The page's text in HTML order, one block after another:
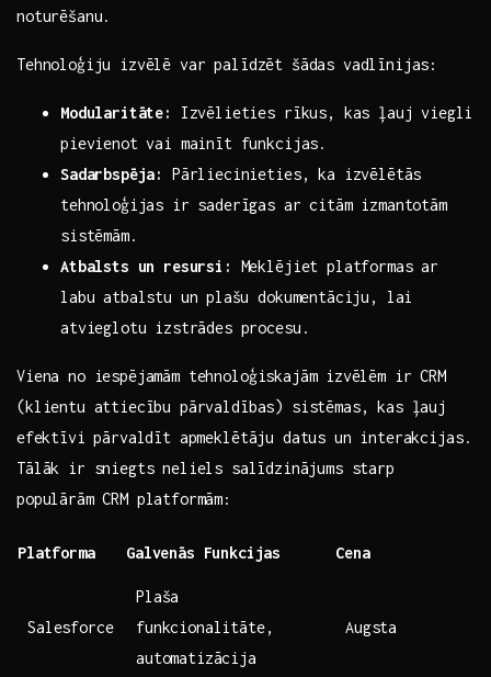
noturēšanu.
Tehnoloģiju izvēlē var palīdzēt šādas ​vadlīnijas:⁢
Modularitāte:
Izvēlieties rīkus,‌ kas ļauj viegli
pievienot vai mainīt funkcijas.
Sadarbspēja:
Pārliecinieties, ka izvēlētās
tehnoloģijas ir saderīgas ar ‍citām izmantotām
sistēmām.
Atbalsts un resursi:
Meklējiet platformas ar
labu atbalstu un⁤ plašu dokumentāciju, lai
atvieglotu izstrādes procesu.
Viena no iespējamām tehnoloģiskajām ⁤izvēlēm ir CRM
(klientu attiecību pārvaldības) sistēmas, kas ļauj
⁢efektīvi pārvaldīt apmeklētāju datus un ​interakcijas.
Tālāk ir sniegts neliels⁤ salīdzinājums ‍starp
populārām CRM platformām:
Platforma Galvenās Funkcijas Cena
Salesforce
Plaša
funkcionalitāte,
automatizācija
Augsta